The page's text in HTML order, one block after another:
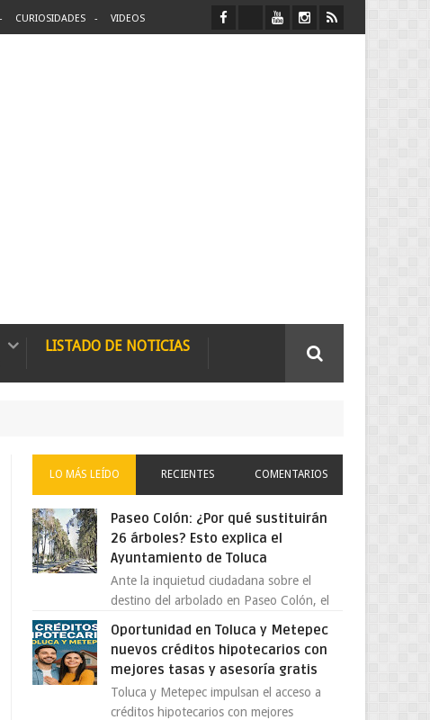
CURIOSIDADES VIDEOS
LISTADO DE NOTICIAS
LO MÁS LEÍDO RECIENTES COMENTARIOS
Paseo Colón: ¿Por qué sustituirán
26 árboles? Esto explica el
Ayuntamiento de Toluca
Ante la inquietud ciudadana sobre el
destino del arbolado en Paseo Colón, el
solo 26 ejemplares será...
Oportunidad en Toluca y Metepec
nuevos créditos hipotecarios con
mejores tasas y asesoría gratis
Toluca y Metepec impulsan el acceso a
créditos hipotecarios con mejores